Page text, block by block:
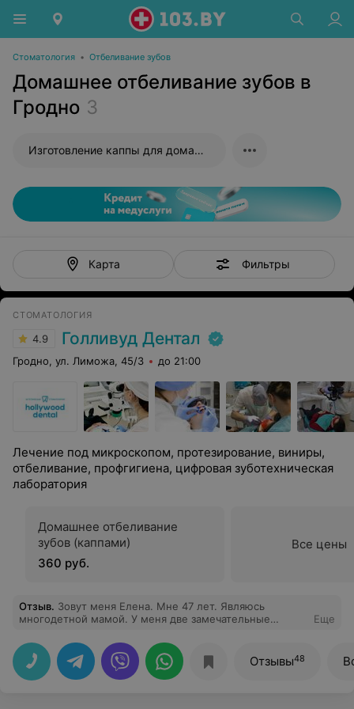
Стоматология • Отбеливание зубов
Домашнее отбеливание зубов в
Гродно 3
Изготовление каппы для домашнего отбеливания
Карта Фильтры
СТОМАТОЛОГИЯ
4.9 Голливуд Дентал
Гродно, ул. Лиможа, 45/3 до 21:00
Лечение под микроскопом, протезирование, виниры,
отбеливание, профгигиена, цифровая зуботехническая
лаборатория
Домашнее отбеливание
зубов (каппами)
360 руб.
Все цены
Отзыв. Зовут меня Елена. Мне 47 лет. Являюсь
многодетной мамой. У меня две замечательные
вкратце о себе. А теперь хочу оставить свой отзыв о
клинике "Голливуд Дентал". Уже восемь лет проживаю
по ул. Белые Росы и эти же восемь лет являюсь
постоянным клиентом (или пациентом) этой клиники.
Еще
Отзывы48